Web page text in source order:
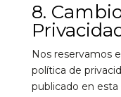
8.
Nos reservamos
política de
publicado en esta